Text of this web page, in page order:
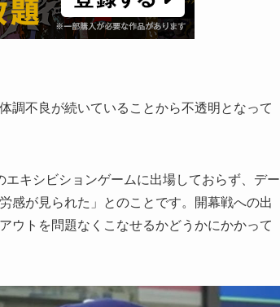
調不良が続いていることから不透明となって
キシビションゲームに出場しておらず、デー
感が見られた」とのことです。開幕戦への出
ウトを問題なくこなせるかどうかにかかって